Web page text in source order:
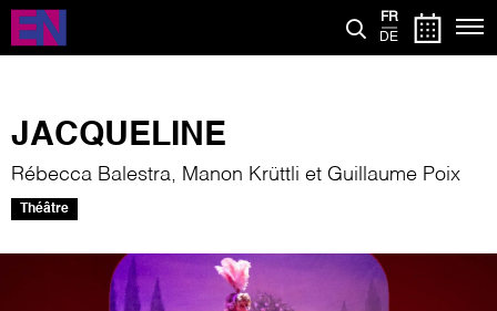
Aller
contenu
FR
DE
JACQUELINE
Rébecca Balestra, Manon Krüttli et Guillaume Poix
Théâtre